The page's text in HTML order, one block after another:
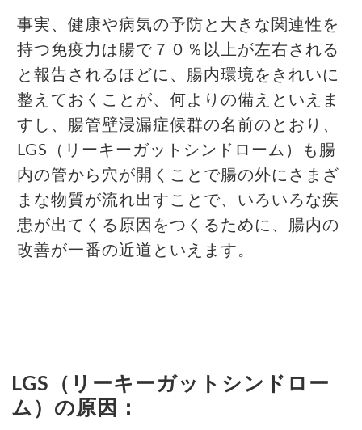
事実、健康や病気の予防と大きな関連性を
持つ免疫力は腸で７０％以上が左右される
と報告されるほどに、腸内環境をきれいに
整えておくことが、何よりの備えといえま
すし、腸管壁浸漏症候群の名前のとおり、
LGS（リーキーガットシンドローム）も腸
内の管から穴が開くことで腸の外にさまざ
まな物質が流れ出すことで、いろいろな疾
患が出てくる原因をつくるために、腸内の
改善が一番の近道といえます。
LGS（リーキーガットシンドロー
ム）の原因：